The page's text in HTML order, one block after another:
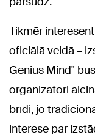
Tikmēr
oficiālā veidā –
Genius Mind"
organizatori
brīdi, jo
interese par